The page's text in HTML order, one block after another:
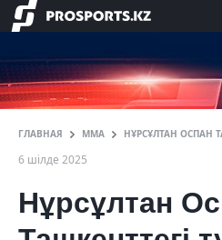
ГЛАВНАЯ ММА НҰРСҰЛТАН ОСПАН
6 шілде 2025
Нұрсұлтан